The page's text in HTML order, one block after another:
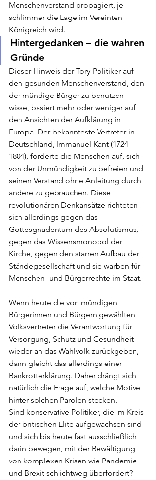
Menschenverstand propagiert, je
schlimmer die Lage im Vereinten
Königreich wird.
Hintergedanken – die wahren
Gründe
Dieser Hinweis der Tory-Politiker auf
den gesunden Menschenverstand, den
der mündige Bürger zu benutzen
wisse, basiert mehr oder weniger auf
den Ansichten der Aufklärung in
Europa. Der bekannteste Vertreter in
Deutschland, Immanuel Kant (1724 –
1804), forderte die Menschen auf, sich
von der Unmündigkeit zu befreien und
seinen Verstand ohne Anleitung durch
andere zu gebrauchen. Diese
revolutionären Denkansätze richteten
sich allerdings gegen das
Gottesgnadentum des Absolutismus,
gegen das Wissensmonopol der
Kirche, gegen den starren Aufbau der
Ständegesellschaft und sie warben für
Menschen- und Bürgerrechte im Staat.
Wenn heute die von mündigen
Bürgerinnen und Bürgern gewählten
Volksvertreter die Verantwortung für
Versorgung, Schutz und Gesundheit
wieder an das Wahlvolk zurückgeben,
dann gleicht das allerdings einer
Bankrotterklärung. Daher drängt sich
natürlich die Frage auf, welche Motive
hinter solchen Parolen stecken.
Sind konservative Politiker, die im Kreis
der britischen Elite aufgewachsen sind
und sich bis heute fast ausschließlich
darin bewegen, mit der Bewältigung
von komplexen Krisen wie Pandemie
und Brexit schlichtweg überfordert?